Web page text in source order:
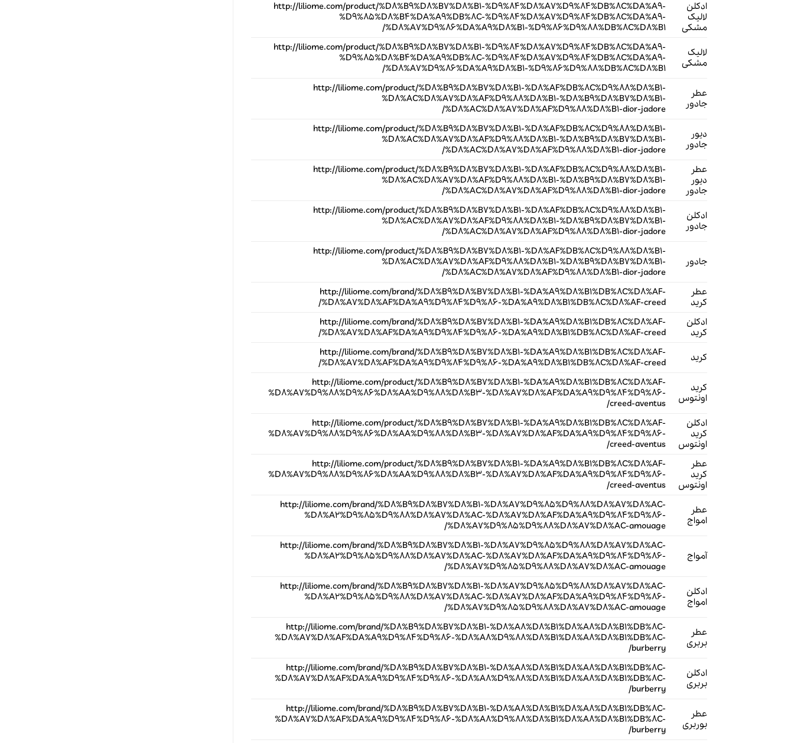
ادکلن
لالیک
مشکی
http://liliome.com/product/%D8%B9%D8%B7%D8%B1-%D9%84%D8%A7%D9%84%DB%8C%DA%A9-
%D9%85%D8%B4%DA%A9%DB%8C-%D9%84%D8%A7%D9%84%DB%8C%DA%A9-
%D8%A7%D9%86%DA%A9%D8%B1-%D9%86%D9%88%DB%8C%D8%B1/
لالیک
مشکی
http://liliome.com/product/%D8%B9%D8%B7%D8%B1-%D9%84%D8%A7%D9%84%DB%8C%DA%A9-
%D9%85%D8%B4%DA%A9%DB%8C-%D9%84%D8%A7%D9%84%DB%8C%DA%A9-
%D8%A7%D9%86%DA%A9%D8%B1-%D9%86%D9%88%DB%8C%D8%B1/
عطر
جادور
http://liliome.com/product/%D8%B9%D8%B7%D8%B1-%D8%AF%DB%8C%D9%88%D8%B1-
%D8%AC%D8%A7%D8%AF%D9%88%D8%B1-%D8%B9%D8%B7%D8%B1-
%D8%AC%D8%A7%D8%AF%D9%88%D8%B1-dior-jadore/
دیور
جادور
http://liliome.com/product/%D8%B9%D8%B7%D8%B1-%D8%AF%DB%8C%D9%88%D8%B1-
%D8%AC%D8%A7%D8%AF%D9%88%D8%B1-%D8%B9%D8%B7%D8%B1-
%D8%AC%D8%A7%D8%AF%D9%88%D8%B1-dior-jadore/
عطر
دیور
جادور
http://liliome.com/product/%D8%B9%D8%B7%D8%B1-%D8%AF%DB%8C%D9%88%D8%B1-
%D8%AC%D8%A7%D8%AF%D9%88%D8%B1-%D8%B9%D8%B7%D8%B1-
%D8%AC%D8%A7%D8%AF%D9%88%D8%B1-dior-jadore/
ادکلن
جادور
http://liliome.com/product/%D8%B9%D8%B7%D8%B1-%D8%AF%DB%8C%D9%88%D8%B1-
%D8%AC%D8%A7%D8%AF%D9%88%D8%B1-%D8%B9%D8%B7%D8%B1-
%D8%AC%D8%A7%D8%AF%D9%88%D8%B1-dior-jadore/
جادور
http://liliome.com/product/%D8%B9%D8%B7%D8%B1-%D8%AF%DB%8C%D9%88%D8%B1-
%D8%AC%D8%A7%D8%AF%D9%88%D8%B1-%D8%B9%D8%B7%D8%B1-
%D8%AC%D8%A7%D8%AF%D9%88%D8%B1-dior-jadore/
عطر
کرید
http://liliome.com/brand/%D8%B9%D8%B7%D8%B1-%DA%A9%D8%B1%DB%8C%D8%AF-
%D8%A7%D8%AF%DA%A9%D9%84%D9%86-%DA%A9%D8%B1%DB%8C%D8%AF-creed/
ادکلن
کرید
http://liliome.com/brand/%D8%B9%D8%B7%D8%B1-%DA%A9%D8%B1%DB%8C%D8%AF-
%D8%A7%D8%AF%DA%A9%D9%84%D9%86-%DA%A9%D8%B1%DB%8C%D8%AF-creed/
کرید
http://liliome.com/brand/%D8%B9%D8%B7%D8%B1-%DA%A9%D8%B1%DB%8C%D8%AF-
%D8%A7%D8%AF%DA%A9%D9%84%D9%86-%DA%A9%D8%B1%DB%8C%D8%AF-creed/
کرید
اونتوس
http://liliome.com/product/%D8%B9%D8%B7%D8%B1-%DA%A9%D8%B1%DB%8C%D8%AF-
%D8%A7%D9%88%D9%86%D8%AA%D9%88%D8%B3-%D8%A7%D8%AF%DA%A9%D9%84%D9%86-
creed-aventus/
ادکلن
کرید
اونتوس
http://liliome.com/product/%D8%B9%D8%B7%D8%B1-%DA%A9%D8%B1%DB%8C%D8%AF-
%D8%A7%D9%88%D9%86%D8%AA%D9%88%D8%B3-%D8%A7%D8%AF%DA%A9%D9%84%D9%86-
creed-aventus/
عطر
کرید
اونتوس
http://liliome.com/product/%D8%B9%D8%B7%D8%B1-%DA%A9%D8%B1%DB%8C%D8%AF-
%D8%A7%D9%88%D9%86%D8%AA%D9%88%D8%B3-%D8%A7%D8%AF%DA%A9%D9%84%D9%86-
creed-aventus/
عطر
امواج
http://liliome.com/brand/%D8%B9%D8%B7%D8%B1-%D8%A7%D9%85%D9%88%D8%A7%D8%AC-
%D8%A2%D9%85%D9%88%D8%A7%D8%AC-%D8%A7%D8%AF%DA%A9%D9%84%D9%86-
%D8%A7%D9%85%D9%88%D8%A7%D8%AC-amouage/
آمواج
http://liliome.com/brand/%D8%B9%D8%B7%D8%B1-%D8%A7%D9%85%D9%88%D8%A7%D8%AC-
%D8%A2%D9%85%D9%88%D8%A7%D8%AC-%D8%A7%D8%AF%DA%A9%D9%84%D9%86-
%D8%A7%D9%85%D9%88%D8%A7%D8%AC-amouage/
ادکلن
امواج
http://liliome.com/brand/%D8%B9%D8%B7%D8%B1-%D8%A7%D9%85%D9%88%D8%A7%D8%AC-
%D8%A2%D9%85%D9%88%D8%A7%D8%AC-%D8%A7%D8%AF%DA%A9%D9%84%D9%86-
%D8%A7%D9%85%D9%88%D8%A7%D8%AC-amouage/
عطر
بربری
http://liliome.com/brand/%D8%B9%D8%B7%D8%B1-%D8%A8%D8%B1%D8%A8%D8%B1%DB%8C-
%D8%A7%D8%AF%DA%A9%D9%84%D9%86-%D8%A8%D9%88%D8%B1%D8%A8%D8%B1%DB%8C-
burberry/
ادکلن
بربری
http://liliome.com/brand/%D8%B9%D8%B7%D8%B1-%D8%A8%D8%B1%D8%A8%D8%B1%DB%8C-
%D8%A7%D8%AF%DA%A9%D9%84%D9%86-%D8%A8%D9%88%D8%B1%D8%A8%D8%B1%DB%8C-
burberry/
عطر
بوربری
http://liliome.com/brand/%D8%B9%D8%B7%D8%B1-%D8%A8%D8%B1%D8%A8%D8%B1%DB%8C-
%D8%A7%D8%AF%DA%A9%D9%84%D9%86-%D8%A8%D9%88%D8%B1%D8%A8%D8%B1%DB%8C-
burberry/